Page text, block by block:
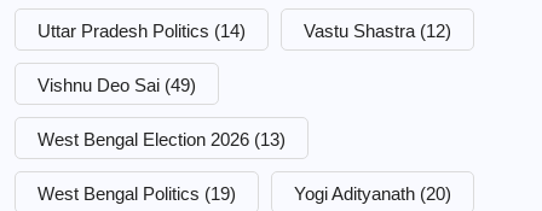
Uttar Pradesh Politics (14) Vastu Shastra (12)
Vishnu Deo Sai (49)
West Bengal Election 2026 (13)
West Bengal Politics (19) Yogi Adityanath (20)